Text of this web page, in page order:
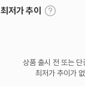
최저가 추이
툴
팁
상품 출시 전 또는 단
최저가 추이가